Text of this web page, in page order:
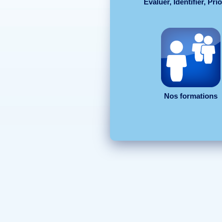
Evaluer, Identifier,
Nos formations